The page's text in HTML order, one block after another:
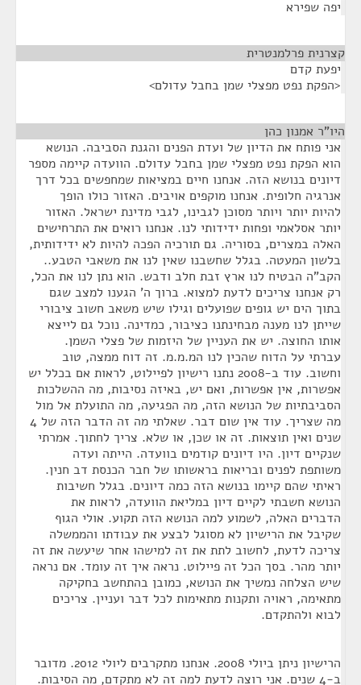
יפה שפירא
קצרנית פרלמנטרית
יפעת קדם
<הפקת נפט מפצלי שמן בחבל עדולם>
היו"ר אמנון כהן
אני פותח את הדיון של ועדת הפנים והגנת הסביבה. הנושא
הוא הפקת נפט מפצלי שמן בחבל עדולם. הוועדה קיימה מספר
דיונים בנושא הזה. אנחנו חיים במציאות שמחפשים בכל דרך
אנרגיה חלופית. אנחנו מוקפים אויבים. האזור כולו הופך
להיות יותר ויותר מסוכן לגבינו, לגבי מדינת ישראל. האזור
יותר אסלאמי ופחות ידידותי לנו. אנחנו רואים את התרחישים
האלה במצרים, בסוריה. גם תורכיה הפכה להיות לא ידידותית,
בלשון המעטה. בגלל שחשבנו שאין לנו את משאבי הטבע..
הקב"ה הבטיח לנו ארץ זבת חלב ודבש. הוא נתן לנו את הכל,
רק אנחנו צריכים לדעת למצוא. ברוך ה' הגענו למצב שגם
בתוך הים יש גופים שפועלים וגילו שיש משאב חשוב ציבורי
שייתן לנו מענה מבחינתנו כציבור, כמדינה. נוכל גם לייצא
אותו החוצה. יש את העניין של היזמות של פצלי השמן.
עברתי על הדוח שהכין לנו המ.מ.מ. זה דוח ממצה, טוב
וחשוב. עוד ב-2008 נתנו רישיון לפיילוט, לראות אם בכלל יש
אפשרות, אין אפשרות, ואם יש, באיזה נסיבות, מה ההשלכות
הסביבתיות של הנושא הזה, מה הפגיעה, מה התועלת אל מול
מה שצריך. עוד אין שום דבר. שאלתי מה זה הדבר הזה של 4
שנים ואין תוצאות. זה או שכן, או שלא. צריך לחתוך. אמרתי
שנקיים דיון. היו דיונים קודמים בוועדה. הייתה ועדה
משותפת לפנים ובריאות בראשותו של חבר הכנסת דב חנין.
ראיתי שהם קיימו בנושא הזה כמה דיונים. בגלל חשיבות
הנושא חשבתי לקיים דיון במליאת הוועדה, לראות את
הדברים האלה, לשמוע למה הנושא הזה תקוע. אולי הגוף
שקיבל את הרישיון לא מסוגל לבצע את עבודתו והממשלה
צריכה לדעת, לחשוב לתת את זה למישהו אחר שיעשה את זה
יותר מהר. בסך הכל זה פיילוט. נראה איך זה עומד. אם נראה
שיש הצלחה נמשיך את הנושא, כמובן בהתחשב בחקיקה
מתאימה, ראויה ותקנות מתאימות לכל דבר ועניין. צריכים
לבוא ולהתקדם.
הרישיון ניתן ביולי 2008. אנחנו מתקרבים ליולי 2012. מדובר
ב-4 שנים. אני רוצה לדעת למה זה לא מתקדם, מה הסיבות.